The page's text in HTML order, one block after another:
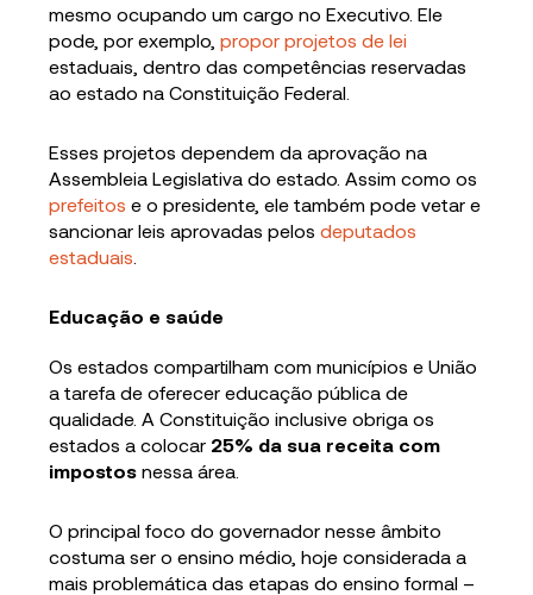
mesmo ocupando um cargo no Executivo. Ele
pode, por exemplo,propor projetos de lei
estaduais, dentro das competências reservadas
ao estado na Constituição Federal.
Esses projetos dependem da aprovação na
Assembleia Legislativa do estado. Assim como os
prefeitos e o presidente, ele também pode vetar e
sancionar leis aprovadas pelosdeputados
estaduais
Educação e saúde
Os estados compartilham com municípios e União
a tarefa de oferecer educação pública de
qualidade. A Constituição inclusive obriga os
estados a colocar 25% da sua receita com
impostos nessa área.
O principal foco do governador nesse âmbito
costuma ser o ensino médio, hoje considerada a
mais problemática das etapas do ensino formal –